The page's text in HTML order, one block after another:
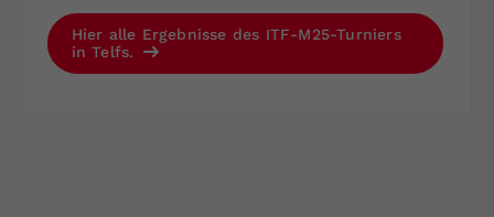
Hier alle Ergebnisse des ITF-M25-Turniers
in Telfs.